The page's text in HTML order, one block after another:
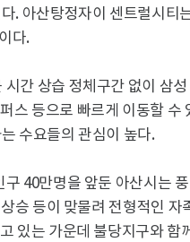
. 아산탕정자이 센트럴시티
다.
간 상습 정체구간 없이 삼
스 등으로 빠르게 이동할 수
수요들의 관심이 높다.
40만명을 앞둔 아산시는
승 등이 맞물려 전형적인
있는 가운데 불당지구와